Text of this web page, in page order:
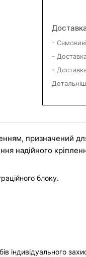
-
-
-
призначений
надійного
блоку.
індивідуального